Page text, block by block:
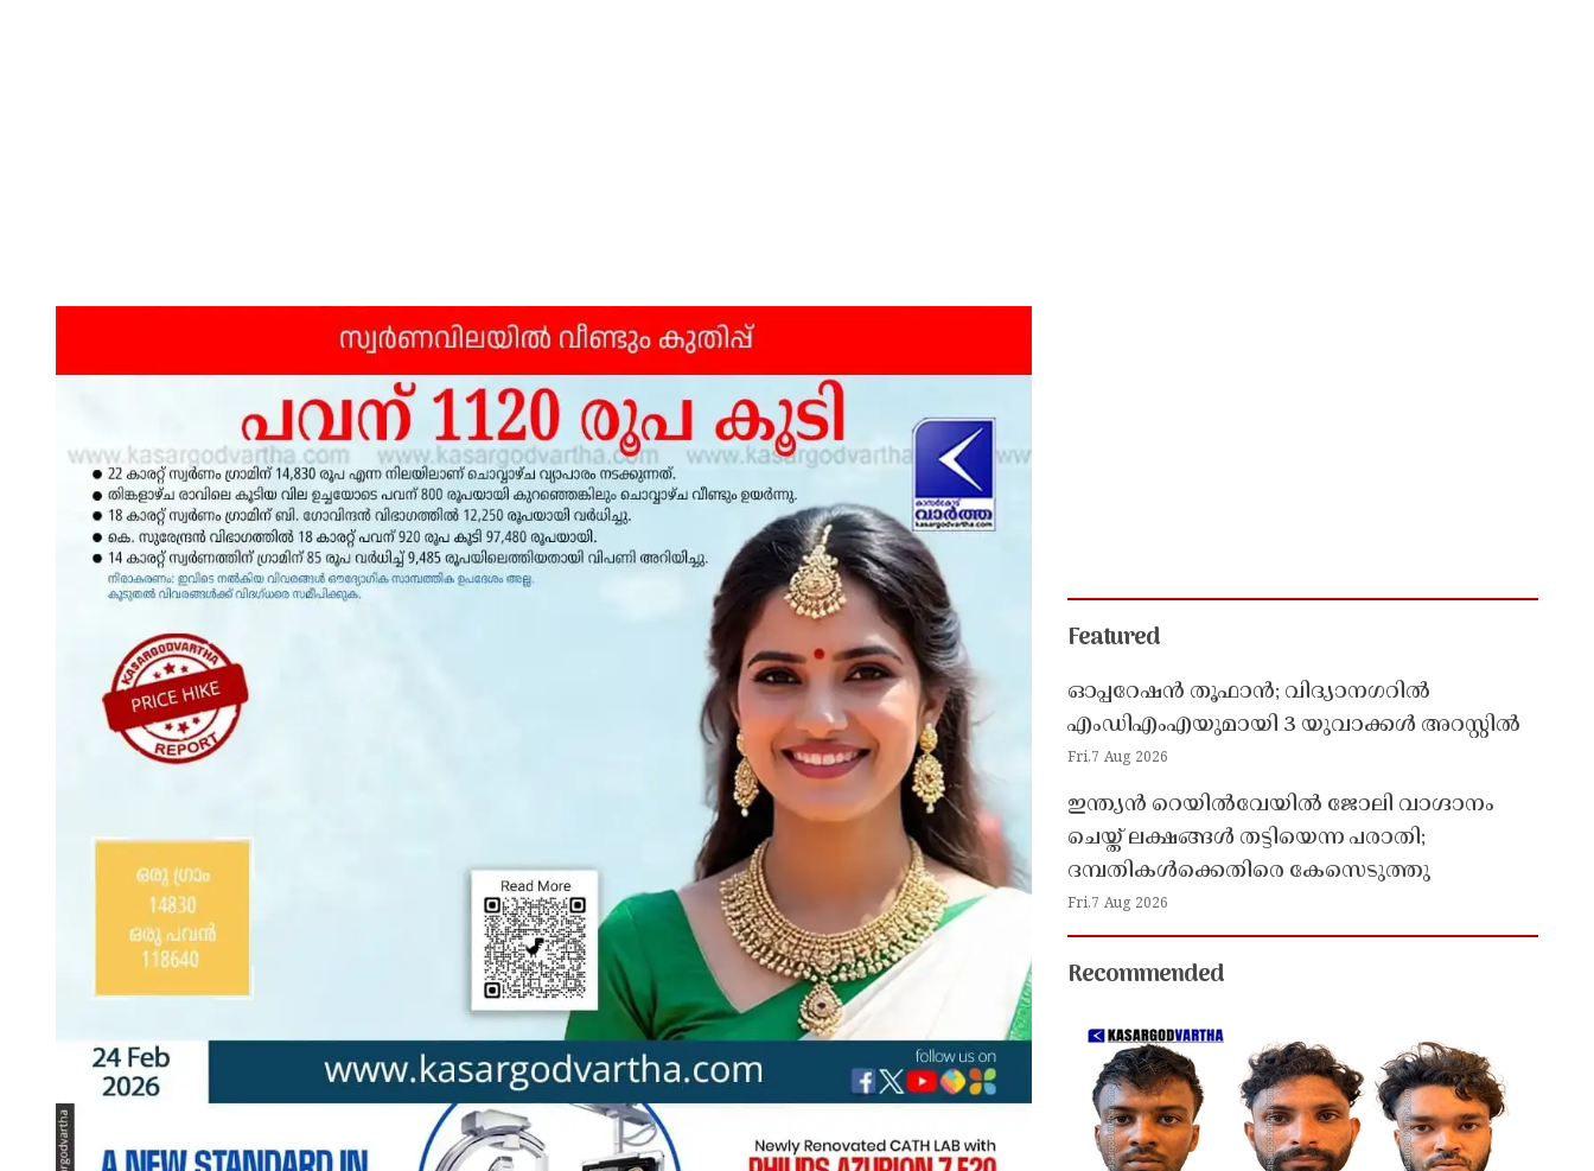
Featured
ഓപ്പറേഷൻ തൂഫാൻ; വിദ്യാനഗറിൽ
എംഡിഎംഎയുമായി 3 യുവാക്കൾ അറസ്റ്റിൽ
Fri,7 Aug 2026
ഇന്ത്യൻ റെയിൽവേയിൽ ജോലി വാഗ്ദാനം
ചെയ്ത് ലക്ഷങ്ങൾ തട്ടിയെന്ന പരാതി;
ദമ്പതികൾക്കെതിരെ കേസെടുത്തു
Fri,7 Aug 2026
Recommended